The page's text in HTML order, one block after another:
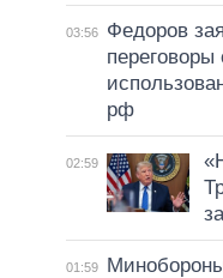
03:56
Федоров
рф
02:59
01:59